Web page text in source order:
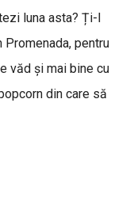
luna asta? Ți-l
Promenada, pentru
văd și mai bine cu
din care să